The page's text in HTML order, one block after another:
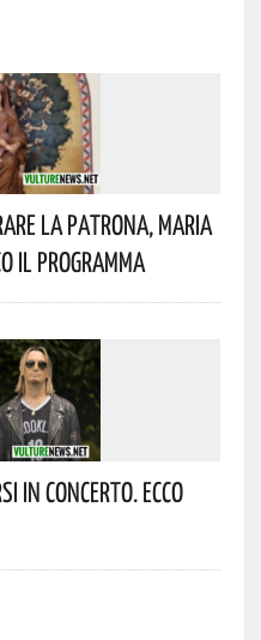
La Patrona, Maria
Il Programma
In Concerto. Ecco